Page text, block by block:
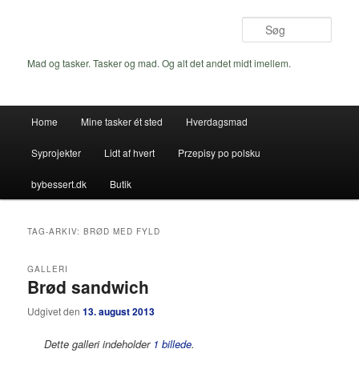
indhold
indholdMad og tasker. Tasker og mad. Og alt det andet midt imellem.
Home Mine tasker ét sted Hverdagsmad
Syprojekter Lidt af hvert Przepisy po polsku
bybessert.dk Butik
TAG-ARKIV:BRØD MED FYLD
Brød sandwich
GALLERI
Udgivet den13. august 2013
Dette galleri indeholder 1 billede.